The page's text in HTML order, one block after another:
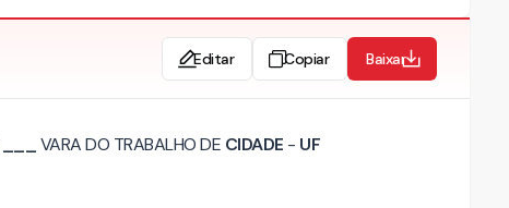
Editar Copiar Baixar
VARA DO TRABALHO DE CIDADE - UF